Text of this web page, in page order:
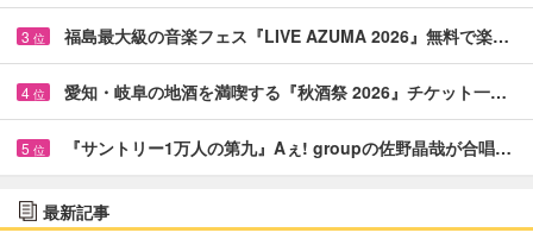
3 位 福島最大級の音楽フェス『LIVE AZUMA 2026』無料で楽…
4 位 愛知・岐阜の地酒を満喫する『秋酒祭 2026』チケット一…
5 位 『サントリー1万人の第九』Aぇ! groupの佐野晶哉が合唱…
最新記事